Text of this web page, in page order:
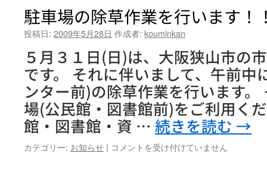
第
回
は
交
流
セ
ナ
ー
『は
じ
め
て
の
ラ
駐車場の除草作業を行います！
投稿日: 2009年5月28日 作成者: kouminkan
５月３１日(日)は、大阪狭山市の
です。 それに伴いまして、午前中
ンター前)の除草作業を行います
場(公民館・図書館前)をご利用く
館・図書館・資 … 続きを読む →
カテゴリー: お知らせ | 駐
コメントを受け付けていません